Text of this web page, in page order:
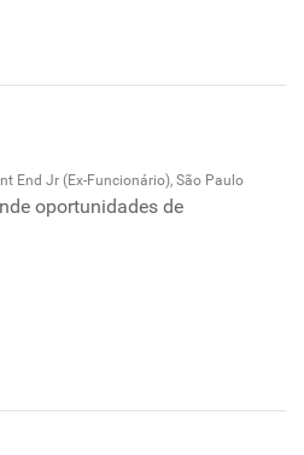
End Jr (Ex-Funcionário), São Paulo
oportunidades de